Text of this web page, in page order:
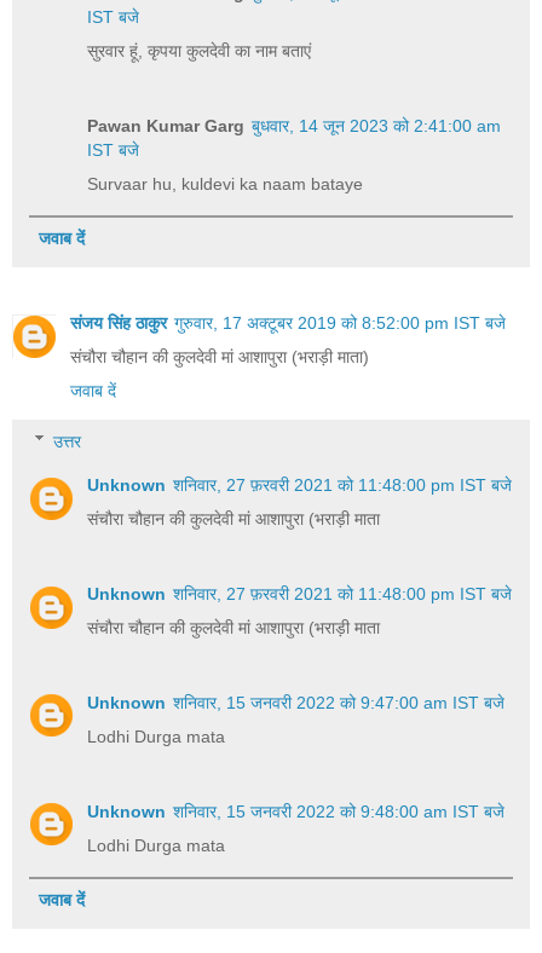
IST बजे
सुरवार हूं, कृपया कुलदेवी का नाम बताएं
Pawan Kumar Garg बुधवार, 14 जून 2023 को 2:41:00 am
IST बजे
Survaar hu, kuldevi ka naam bataye
जवाब दें
संजय सिंह ठाकुर गुरुवार, 17 अक्टूबर 2019 को 8:52:00 pm IST बजे
संचौरा चौहान की कुलदेवी मां आशापुरा (भराड़ी माता)
जवाब दें
उत्तर
Unknown शनिवार, 27 फ़रवरी 2021 को 11:48:00 pm IST बजे
संचौरा चौहान की कुलदेवी मां आशापुरा (भराड़ी माता
Unknown शनिवार, 27 फ़रवरी 2021 को 11:48:00 pm IST बजे
संचौरा चौहान की कुलदेवी मां आशापुरा (भराड़ी माता
Unknown शनिवार, 15 जनवरी 2022 को 9:47:00 am IST बजे
Lodhi Durga mata
Unknown शनिवार, 15 जनवरी 2022 को 9:48:00 am IST बजे
Lodhi Durga mata
जवाब दें